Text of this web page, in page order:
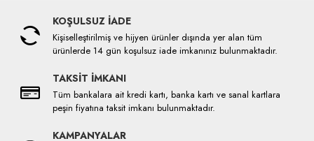
KOŞULSUZ İADE
Kişiselleştirilmiş ve hijyen ürünler dışında yer alan tüm
ürünlerde 14 gün koşulsuz iade imkanınız bulunmaktadır.
TAKSİT İMKANI
Tüm bankalara ait kredi kartı, banka kartı ve sanal kartlara
peşin fiyatına taksit imkanı bulunmaktadır.
KAMPANYALAR